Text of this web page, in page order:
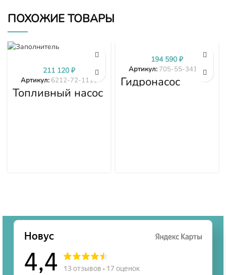
ПОХОЖИЕ ТОВАРЫ
Топливный насос
высокого
Артикул: 6212-72-1110
211 120₽
Гидронасос
Komatsu WA380-
Артикул: 705-55-34190
194 590₽